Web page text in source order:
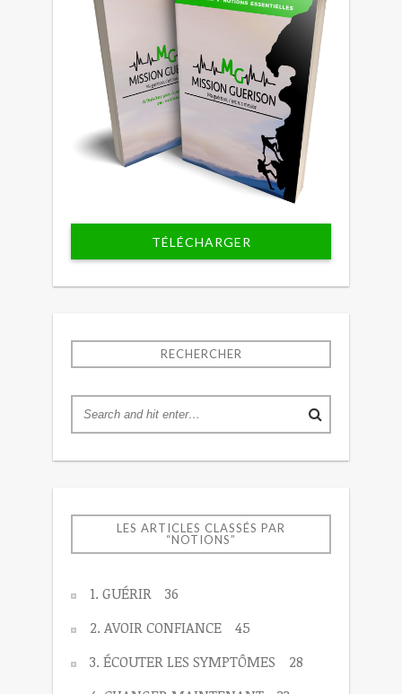
TÉLÉCHARGER
RECHERCHER
LES ARTICLES CLASSÉS PAR
“NOTIONS”
1. GUÉRIR
36
2. AVOIR CONFIANCE
45
3. ÉCOUTER LES SYMPTÔMES
28